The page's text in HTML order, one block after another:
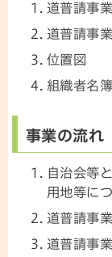
道普請事
道普請事
位置図
組織者名
事業の流れ
自治会等
用地等に
道普請事
道普請事